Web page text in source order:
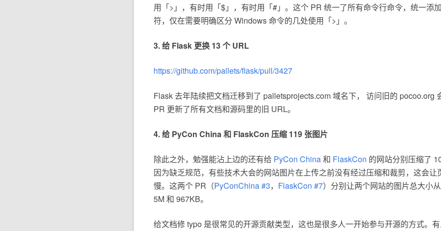
用「>」，有时用「$」，有时用「#」。这个 PR 统一了所有命令行命令，统一添
符，仅在需要明确区分 Windows 命令的几处使用「>」。
3. 给 Flask 更换 13 个 URL
https://github.com/pallets/flask/pull/3427
Flask 去年陆续把文档迁移到了 palletsprojects.com 域名下， 访问旧的 pocoo.org
PR 更新了所有文档和源码里的旧 URL。
4. 给 PyCon China和 FlaskCon 压缩 119 张图片
除此之外，勉强能沾上边的还有给 PyCon China和 FlaskCon 的网站分别压缩了
因为缺乏规范，有些技术大会的网站图片在上传之前没有经过压缩和裁剪，这会让
慢。这两个 PR（PyConChina #3， FlaskCon #7）分别让两个网站的图片总大小
5M 和 967KB。
给文档修 typo 是很常见的开源贡献类型，这也是很多人一开始参与开源的方式。